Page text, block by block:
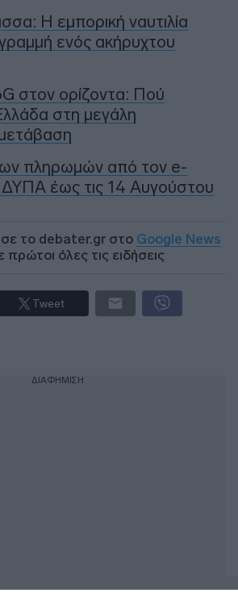
Η εμπορική ναυτιλία
ενός ακήρυχτου
στον ορίζοντα: Πού
στη μεγάλη
πληρωμών από τον e-
έως τις 14 Αυγούστου
το debater.gr στο Google News
πρώτοι όλες τις ειδήσεις
Tweet
ΔΙΑΦΗΜΙΣΗ